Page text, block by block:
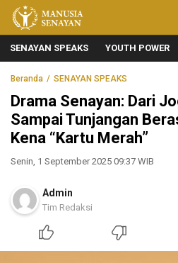
Manusia Senayan
Manusia Bicara, Senayan Bersuara
SENAYAN SPEAKS YOUTH POWER
Beranda SENAYAN SPEAKS
Drama Senayan: Dari
Sampai Tunjangan
Kena “Kartu Merah”
Senin, 1 September 2025 09:37 WIB
Admin
Tim Redaksi